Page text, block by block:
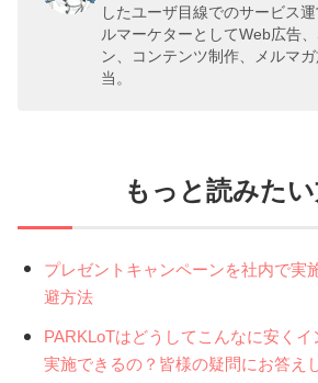
したユーザ目線でのサービス
ルマーケターとしてWeb広告
ン、コンテンツ制作、メルマ
当。
もっと読みた
プレゼントキャンペーンを社内で実
避方法
PARKLoTはどうしてこんなに安く
実施できるの？皆様の疑問にお答え